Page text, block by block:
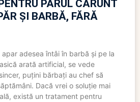
PĂRUL CĂRUNT
ȘI BARBĂ, FĂRĂ
adesea întâi în barbă și pe la
arată artificial, se vede
puțini bărbați au chef să
Dacă vrei o soluție mai
există un tratament pentru